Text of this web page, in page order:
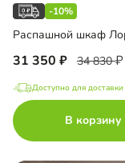
-10%
31 350 34 830
Доступно для доставки
В корзину